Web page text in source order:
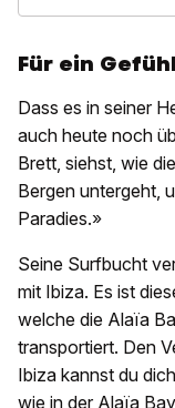
Für ein
Dass es in seiner
auch heute noch
Brett, siehst, wie
Bergen untergeht,
Paradies.»
Seine Surfbucht
mit Ibiza. Es ist
welche die Alaïa
transportiert. Den
Ibiza kannst du
wie in der Alaïa